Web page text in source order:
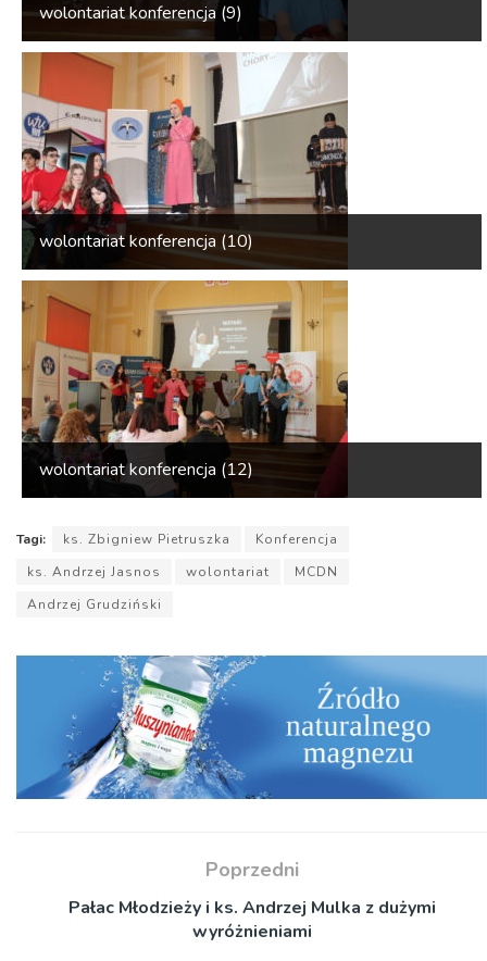
wolontariat konferencja (9)
wolontariat konferencja (10)
wolontariat konferencja (12)
Tagi: ks. Zbigniew Pietruszka
Konferencja
ks. Andrzej Jasnos
wolontariat
MCDN
Andrzej Grudziński
Poprzedni
Pałac Młodzieży i ks. Andrzej Mulka z dużymi
wyróżnieniami